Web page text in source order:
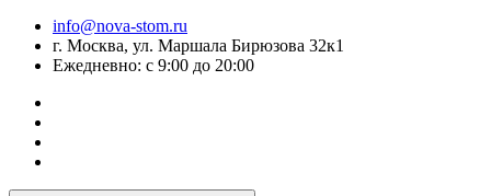
info@nova-stom.ru
г. Москва, ул. Маршала Бирюзова 32к1
Ежедневно: с 9:00 до 20:00